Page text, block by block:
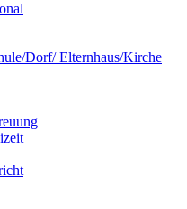
Dorf/ Elternhaus/Kirche